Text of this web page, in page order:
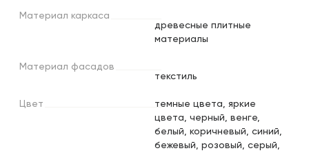
Материал каркаса
древесные плитные
материалы
Материал фасадов
текстиль
Цвет
темные цвета, яркие
цвета, черный, венге,
белый, коричневый, синий,
бежевый, розовый, серый,